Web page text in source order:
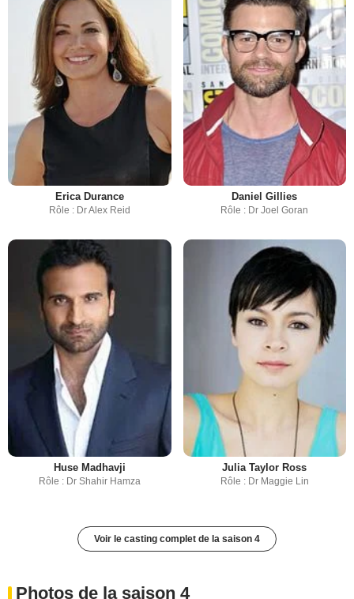
Erica Durance
Rôle : Dr Alex Reid
Daniel Gillies
Rôle : Dr Joel Goran
Huse Madhavji
Rôle : Dr Shahir Hamza
Julia Taylor Ross
Rôle : Dr Maggie Lin
Voir le casting complet de la saison 4
Photos de la saison 4